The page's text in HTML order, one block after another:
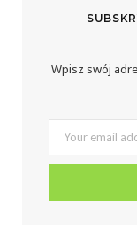
Wpisz swój